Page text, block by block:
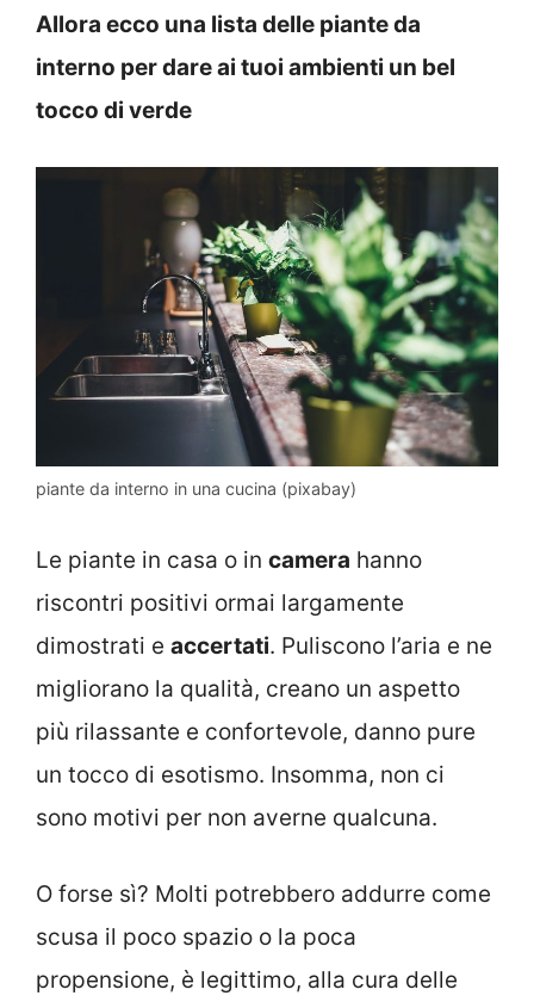
Allora ecco una lista delle piante da
interno per dare ai tuoi ambienti un bel
tocco di verde
piante da interno in una cucina (pixabay)
Le piante in casa o in camera hanno
riscontri positivi ormai largamente
dimostrati e accertati. Puliscono l’aria e ne
migliorano la qualità, creano un aspetto
più rilassante e confortevole, danno pure
un tocco di esotismo. Insomma, non ci
sono motivi per non averne qualcuna.
O forse sì? Molti potrebbero addurre come
scusa il poco spazio o la poca
propensione, è legittimo, alla cura delle